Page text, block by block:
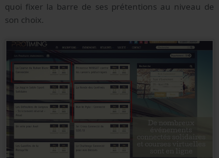
quoi fixer la barre de ses prétentions au niveau de
son choix.